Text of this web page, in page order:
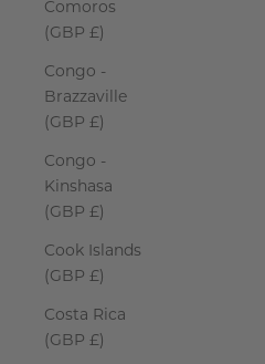
Comoros
(GBP £)
Congo -
Brazzaville
(GBP £)
Congo -
Kinshasa
(GBP £)
Cook Islands
(GBP £)
Costa Rica
(GBP £)